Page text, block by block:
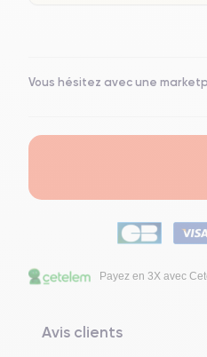
Vous hésitez avec une
Payez en 3X avec
Avis clients